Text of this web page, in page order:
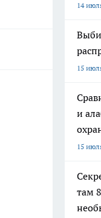
14
15
и
15
там